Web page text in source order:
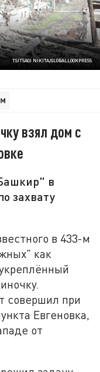
TSITSAGI NIKITA/GLOBALLOOKPRESS
взял дом с
в
захвату
в 433-м
как
совершил при
Евгеновка,
от